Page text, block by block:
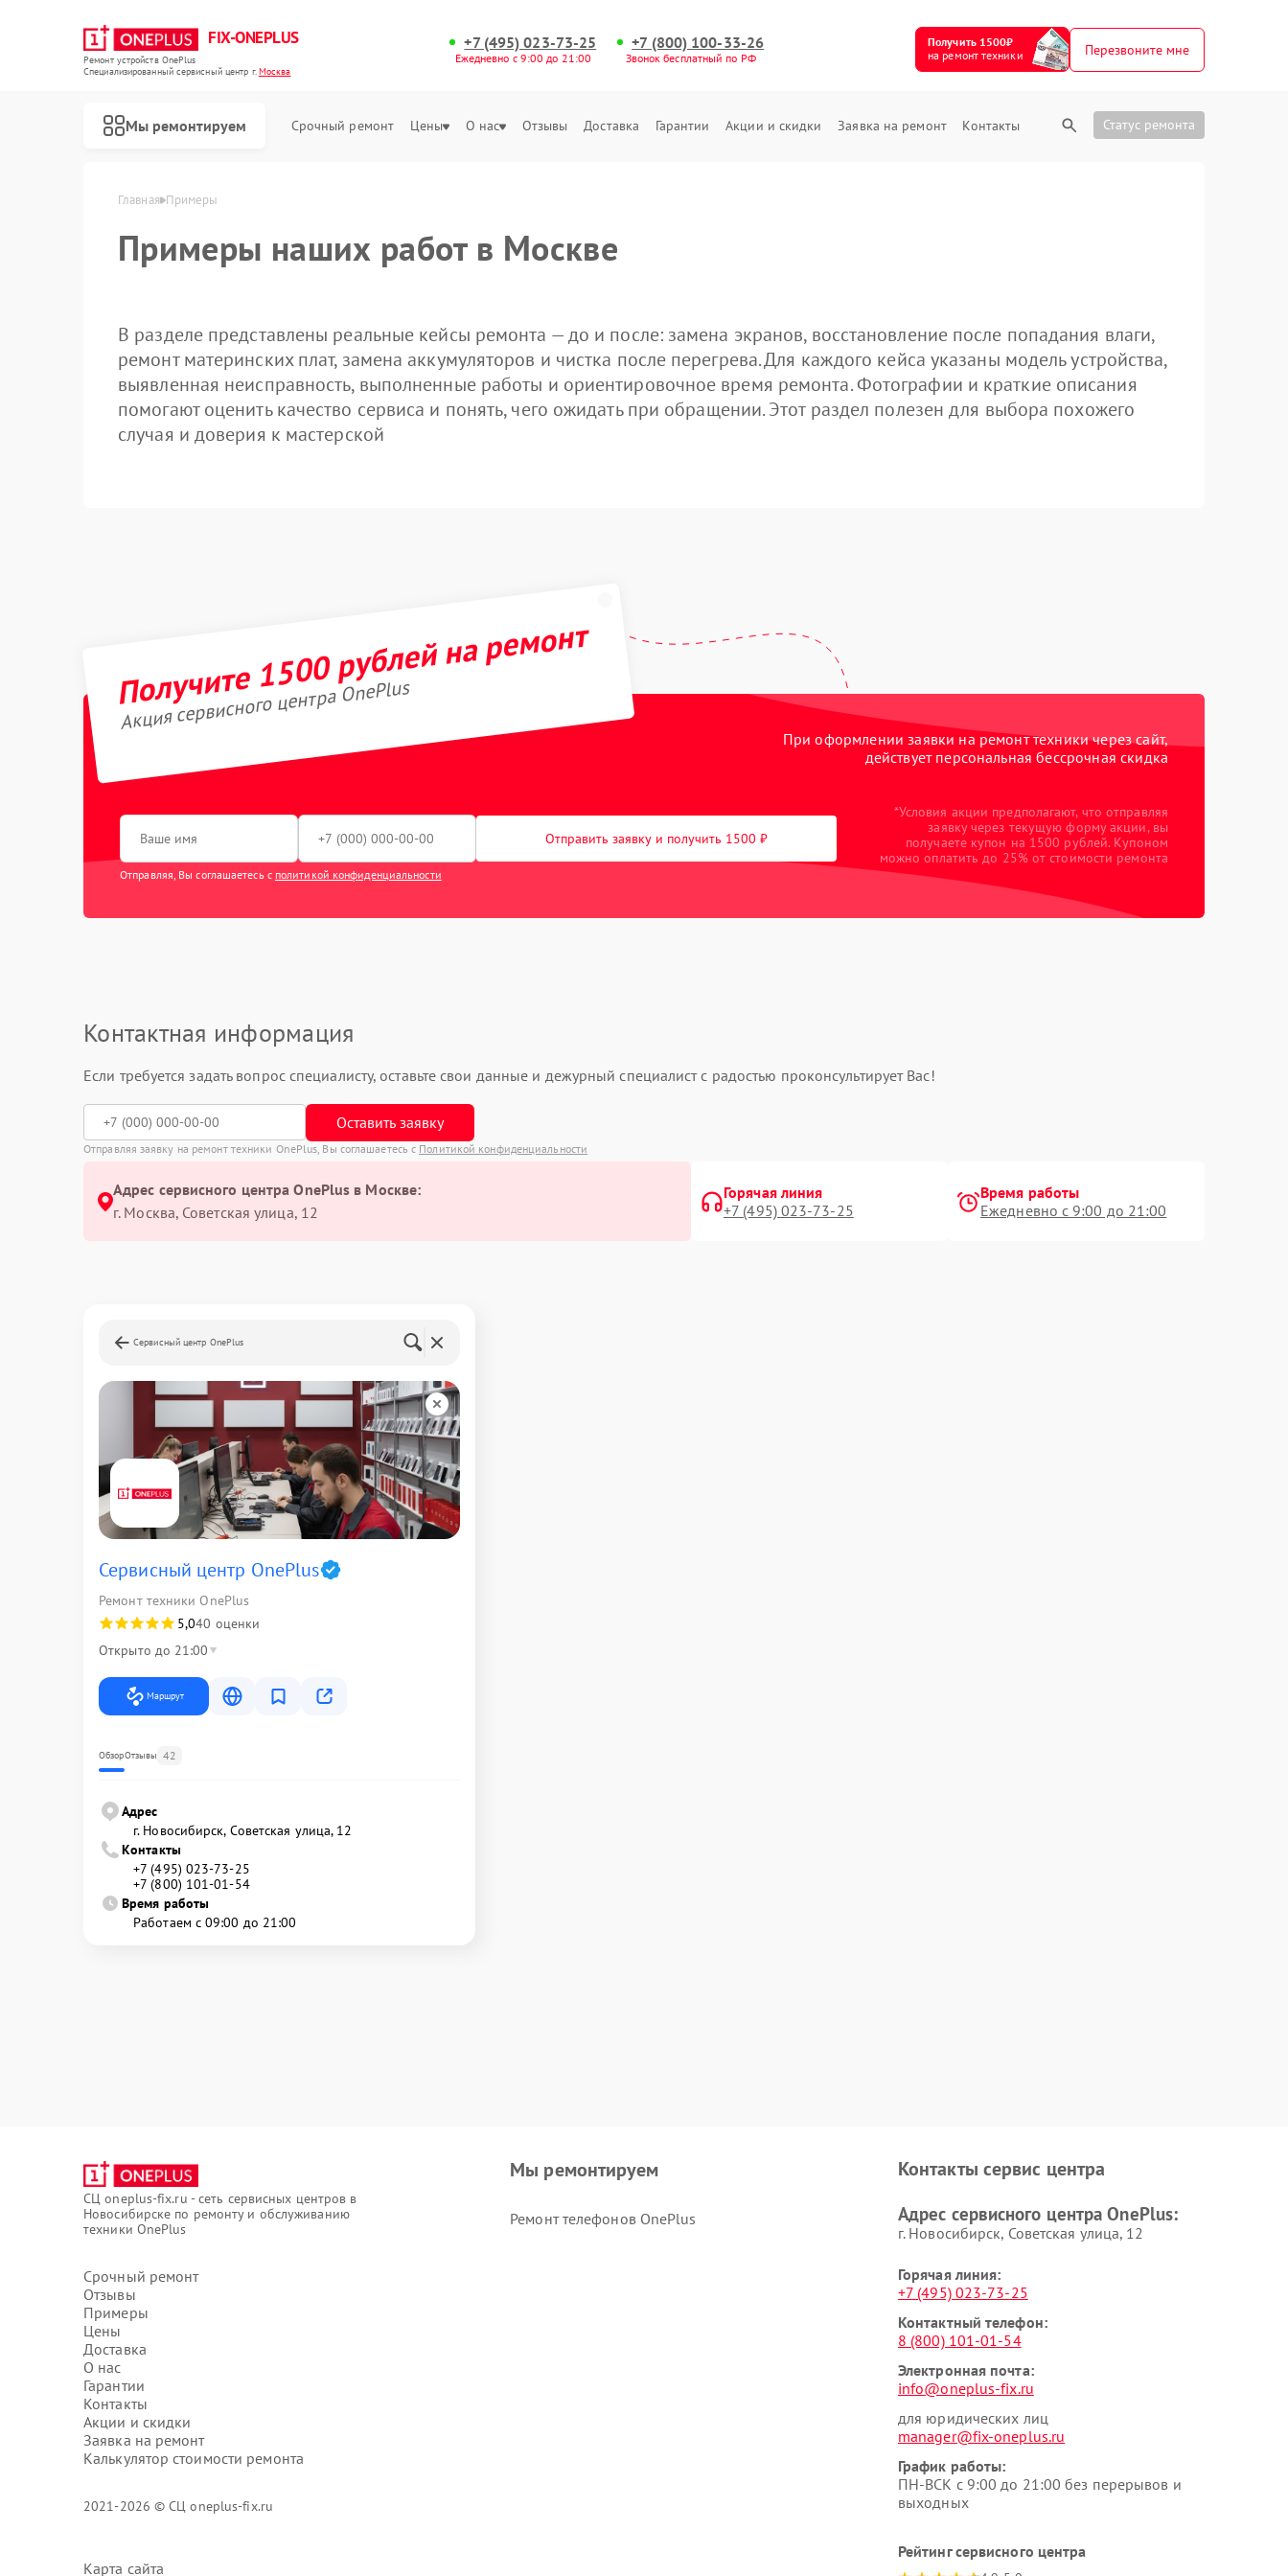
FIX-ONEPLUS
Ремонт устройств OnePlus
Специализированный cервисный центр г.Москва
+7 (495) 023-73-25
Ежедневно с 9:00 до 21:00
+7 (800) 100-33-26
Звонок бесплатный по РФ
Получить 1500₽
на ремонт техники
Перезвоните мне
Мы ремонтируем Срочный ремонт Цены О нас Отзывы Доставка Гарантии Акции и скидки Заявка на ремонт Контакты Статус ремонта
Главная Примеры
Примеры наших работ в Москве
В разделе представлены реальные кейсы ремонта — до и после: замена экранов, восстановление после попадания влаги,
ремонт материнских плат, замена аккумуляторов и чистка после перегрева. Для каждого кейса указаны модель устройства,
выявленная неисправность, выполненные работы и ориентировочное время ремонта. Фотографии и краткие описания
помогают оценить качество сервиса и понять, чего ожидать при обращении. Этот раздел полезен для выбора похожего
случая и доверия к мастерской
Получите 1500 рублей на ремонт
Акция сервисного центра OnePlus
При оформлении заявки на ремонт техники через сайт,
действует персональная бессрочная скидка
Отправить заявку и получить 1500 ₽
Отправляя, Вы соглашаетесь с политикой конфиденциальности
*Условия акции предполагают, что отправляя
заявку через текущую форму акции, вы
получаете купон на 1500 рублей. Купоном
можно оплатить до 25% от стоимости ремонта
Контактная информация
Если требуется задать вопрос специалисту, оставьте свои данные и дежурный специалист с радостью проконсультирует Вас!
Оставить заявку
Отправляя заявку на ремонт техники OnePlus, Вы соглашаетесь с Политикой конфиденциальности
Адрес сервисного центра OnePlus в Москве:
г. Москва, Советская улица, 12
Горячая линия
+7 (495) 023-73-25
Время работы
Ежедневно с 9:00 до 21:00
Сервисный центр OnePlus
Сервисный центр OnePlus
Ремонт техники OnePlus
5,040 оценки
Открыто до 21:00
Маршрут
ОбзорОтзывы 42
Адрес
г. Новосибирск, Советская улица, 12
Контакты
+7 (495) 023-73-25
+7 (800) 101-01-54
Время работы
Работаем с 09:00 до 21:00
СЦ oneplus-fix.ru - сеть сервисных центров в
Новосибирске по ремонту и обслуживанию
техники OnePlus
Срочный ремонт
Отзывы
Примеры
Цены
Доставка
О нас
Гарантии
Контакты
Акции и скидки
Заявка на ремонт
Калькулятор стоимости ремонта
2021-2026 © СЦ oneplus-fix.ru
Карта сайта
Мы ремонтируем
Ремонт телефонов OnePlus
Контакты сервис центра
Адрес сервисного центра OnePlus:
г. Новосибирск, Советская улица, 12
Горячая линия:
+7 (495) 023-73-25
Контактный телефон:
8 (800) 101-01-54
Электронная почта:
info@oneplus-fix.ru
для юридических лиц
manager@fix-oneplus.ru
График работы:
ПН-ВСК с 9:00 до 21:00 без перерывов и
выходных
Рейтинг сервисного центра